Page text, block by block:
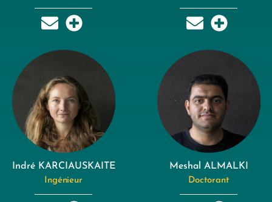
Indré KARCIAUSKAITE
Ingénieur
Meshal ALMALKI
Doctorant